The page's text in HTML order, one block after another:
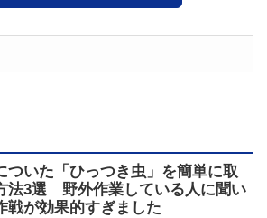
ついた「ひっつき虫」を簡単に取
法3選 野外作業している人に聞い
戦が効果的すぎました